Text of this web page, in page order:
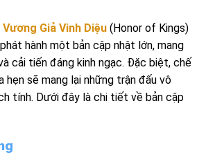
Vương Giả Vinh Diệu (Honor of Kings)
hành một bản cập nhật lớn, mang
cải tiến đáng kinh ngạc. Đặc biệt, chế
hẹn sẽ mang lại những trận đấu vô
tính. Dưới đây là chi tiết về bản cập